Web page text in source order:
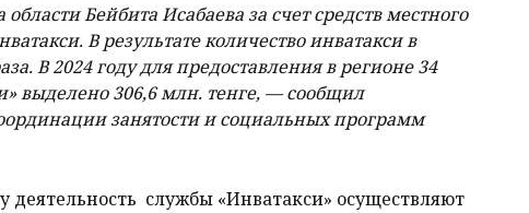
Бейбита Исабаева за счет средств местного
В результате количество инватакси в
В 2024 году для предоставления в регионе 34
выделено 306,6 млн. тенге, — сообщил
занятости и социальных программ
деятельность службы «Инватакси» осуществляют